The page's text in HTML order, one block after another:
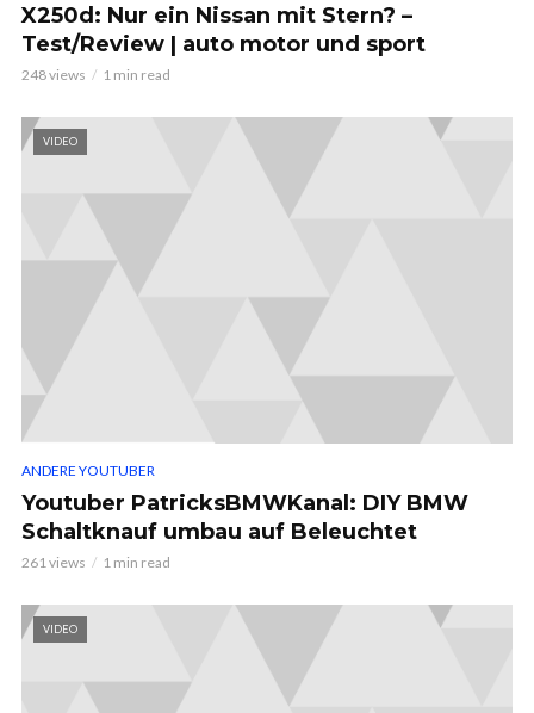
X250d: Nur ein Nissan mit Stern? –
Test/Review | auto motor und sport
248 views 1 min read
VIDEO
ANDERE YOUTUBER
Youtuber PatricksBMWKanal: DIY BMW
Schaltknauf umbau auf Beleuchtet
261 views 1 min read
VIDEO